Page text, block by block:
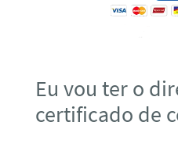
Eu vou ter o
certificado de